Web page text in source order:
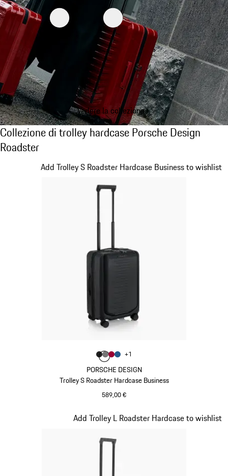
Vedere la collezione
Collezione di trolley hardcase Porsche
Collezione di trolley hardcase Porsche Design
Roadster
PORSCHE DESIGN
Trolley S Roadster Hardcase Business
589,00 €
Add Trolley S Roadster Hardcase Business to wishlist
Diapositiva 1 di 20
Colore
ColoreNero Opaco
Colore Grigio Nardo
Colore
Colore
+1
Add Trolley L Roadster Hardcase to wishlist